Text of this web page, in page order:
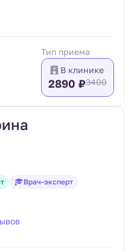
Тип приема
В клинике
2890 ₽3400
Врач-эксперт